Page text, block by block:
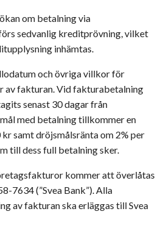
om betalning via
sedvanlig kreditprövning, vilket
inhämtas.
och övriga villkor för
av fakturan. Vid fakturabetalning
senast 30 dagar från
med betalning tillkommer en
samt dröjsmålsränta om 2% per
till dess full betalning sker.
kommer att överlåtas
7634 (”Svea Bank”). Alla
av fakturan ska erläggas till Svea